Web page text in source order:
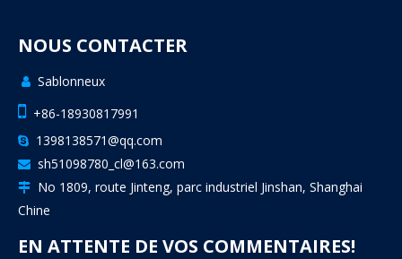
NOUS CONTACTER
 Sablonneux
 +86-18930817991
 1398138571@qq.com
 sh51098780_cl@163.com

No 1809, route Jinteng, parc industriel Jinshan, Shanghai
Chine
EN ATTENTE DE VOS COMMENTAIRES!